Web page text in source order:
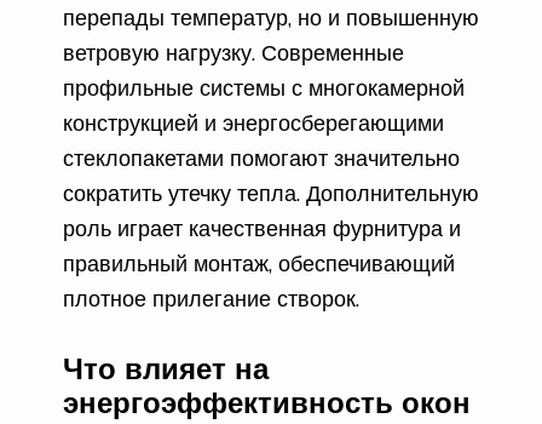
перепады температур, но и повышенную
ветровую нагрузку. Современные
профильные системы с многокамерной
конструкцией и энергосберегающими
стеклопакетами помогают значительно
сократить утечку тепла. Дополнительную
роль играет качественная фурнитура и
правильный монтаж, обеспечивающий
плотное прилегание створок.
Что влияет на
энергоэффективность окон